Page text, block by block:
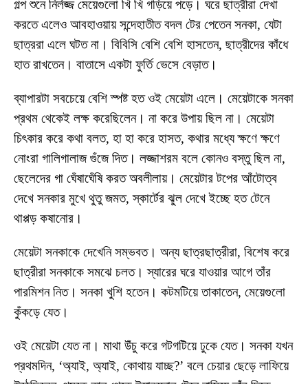
গল্প শুনে নির্লজ্জ মেয়েগুলো খি খি গড়িয়ে পড়ে। ঘরে ছাত্রীরা দেখা
করতে এলেও আবহাওয়ায় সন্দেহাতীত বদল টের পেতেন সনকা, যেটা
ছাত্ররা এলে ঘটত না। বিবিসি বেশি বেশি হাসতেন, ছাত্রীদের কাঁধে
হাত রাখতেন। বাতাসে একটা ফুর্তি ভেসে বেড়াত।
ব্যাপারটা সবচেয়ে বেশি স্পষ্ট হত ওই মেয়েটা এলে। মেয়েটাকে সনকা
প্রথম থেকেই লক্ষ করেছিলেন। না করে উপায় ছিল না। মেয়েটা
চিৎকার করে কথা বলত, হা হা করে হাসত, কথার মধ্যে ক্ষণে ক্ষণে
নোংরা গালিগালাজ গুঁজে দিত। লজ্জাশরম বলে কোনও বস্তু ছিল না,
ছেলেদের গা ঘেঁষাঘেঁষি করত অবলীলায়। মেয়েটার টপের আঁটোত্ব
দেখে সনকার মুখে থুতু জমত, স্কার্টের ঝুল দেখে ইচ্ছে হত টেনে
থাপ্পড় কষানোর।
মেয়েটা সনকাকে দেখেনি সম্ভবত। অন্য ছাত্রছাত্রীরা, বিশেষ করে
ছাত্রীরা সনকাকে সমঝে চলত। স্যারের ঘরে যাওয়ার আগে তাঁর
পারমিশন নিত। সনকা খুশি হতেন। কটমটিয়ে তাকাতেন, মেয়েগুলো
কুঁকড়ে যেত।
ওই মেয়েটা যেত না। মাথা উঁচু করে গটগটিয়ে ঢুকে যেত। সনকা যখন
প্রথমদিন, ‘অ্যাই, অ্যাই, কোথায় যাচ্ছ?’ বলে চেয়ার ছেড়ে লাফিয়ে